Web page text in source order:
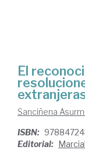
El
Sanciñena
ISBN:
Editorial: